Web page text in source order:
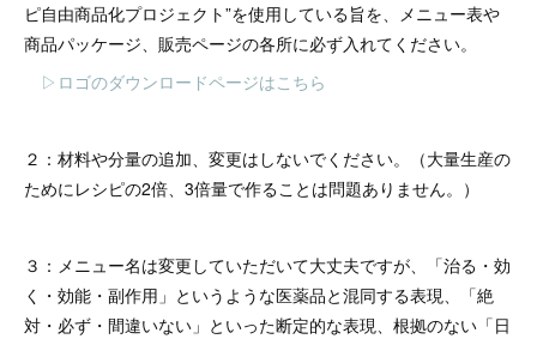
ピ自由商品化プロジェクト”を使用している旨を、メニュー表や
商品パッケージ、販売ページの各所に必ず入れてください。
▷ロゴのダウンロードページはこちら
２：材料や分量の追加、変更はしないでください。（大量生産の
ためにレシピの2倍、3倍量で作ることは問題ありません。）
３：メニュー名は変更していただいて大丈夫ですが、「治る・効
く・効能・副作用」というような医薬品と混同する表現、「絶
対・必ず・間違いない」といった断定的な表現、根拠のない「日